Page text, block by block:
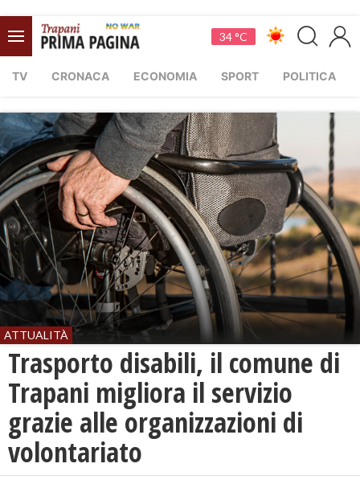
34 °C
TV CRONACA ECONOMIA SPORT POLITICA
ATTUALITÀ
Trasporto disabili, il comune di
Trapani migliora il servizio
grazie alle organizzazioni di
volontariato